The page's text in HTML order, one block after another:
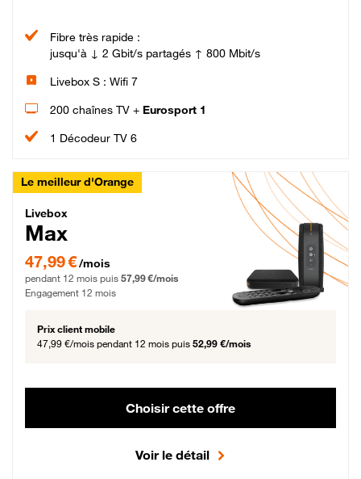
Fibre très rapide :
jusqu'à ↓ 2 Gbit/s partagés ↑ 800 Mbit/s
Livebox S : Wifi 7
200 chaînes TV + Eurosport 1
1 Décodeur TV 6
Le meilleur d'Orange
Livebox Max Fibre
Livebox
Max
47,99 € par mois pendant 12 mois puis 57,99 € par mois, Engagement 12 mois
47,99 €/mois
pendant 12 mois puis 57,99 €/mois
Engagement 12 mois
Prix client mobile
47,99 €/mois pendant 12 mois puis 52,99 €/mois
Choisir cette offre
Voir le détail